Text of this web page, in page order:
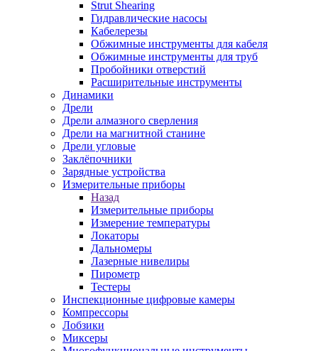
Strut Shearing
Гидравлические насосы
Кабелерезы
Обжимные инструменты для кабеля
Обжимные инструменты для труб
Пробойники отверстий
Расширительные инструменты
Динамики
Дрели
Дрели алмазного сверления
Дрели на магнитной станине
Дрели угловые
Заклёпочники
Зарядные устройства
Измерительные приборы
Назад
Измерительные приборы
Измерение температуры
Локаторы
Дальномеры
Лазерные нивелиры
Пирометр
Тестеры
Инспекционные цифровые камеры
Компрессоры
Лобзики
Миксеры